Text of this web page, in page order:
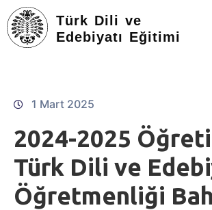
Türk Dili ve
Edebiyatı Eğitimi
1 Mart 2025
2024-2025
Türk Dili ve
Öğretmenliği